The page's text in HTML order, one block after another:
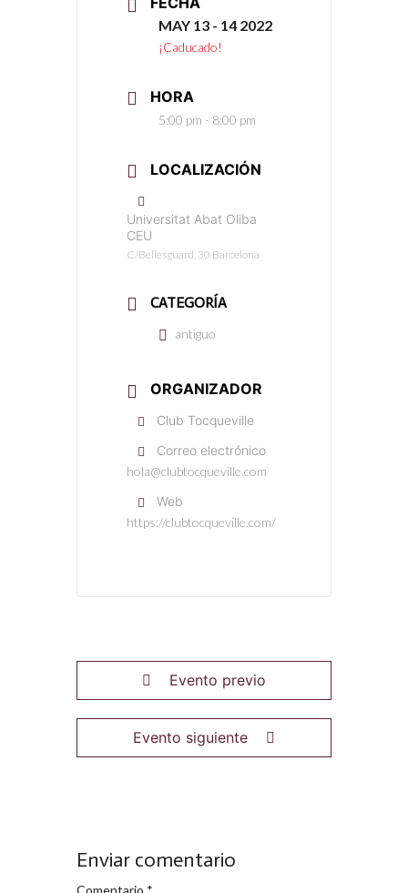
MAY 13 - 14 2022
¡Caducado!
HORA
5:00 pm - 8:00 pm
LOCALIZACIÓN
Universitat Abat Oliba
CEU
C/Bellesguard, 30 Barcelona
CATEGORÍA
antiguo
ORGANIZADOR
Club Tocqueville
Correo electrónico
hola@clubtocqueville.com
Web
https://clubtocqueville.com/
Evento previo
Evento siguiente
Enviar comentario